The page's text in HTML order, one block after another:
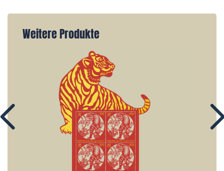
Weitere Produkte